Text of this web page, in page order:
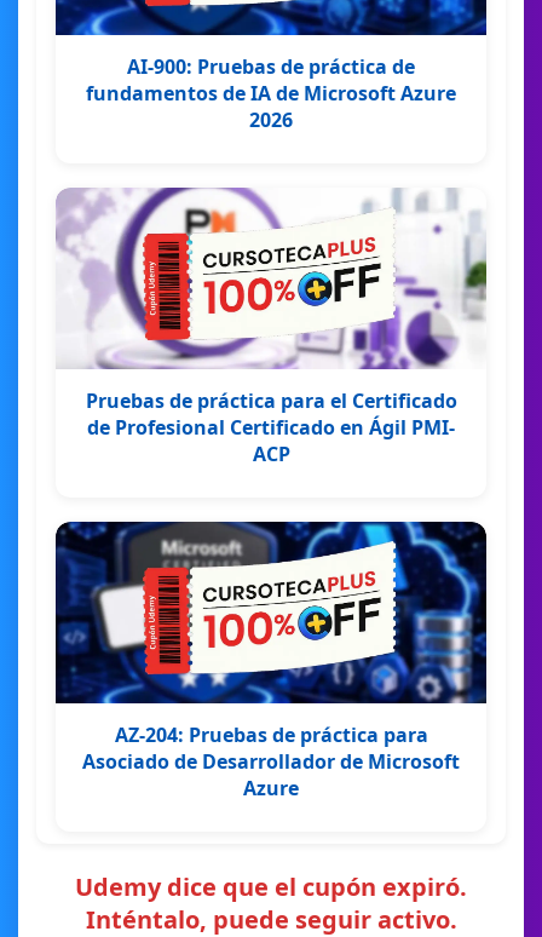
AI-900: Pruebas de práctica de
fundamentos de IA de Microsoft Azure
2026
Pruebas de práctica para el Certificado
de Profesional Certificado en Ágil PMI-
ACP
AZ-204: Pruebas de práctica para
Asociado de Desarrollador de Microsoft
Azure
Udemy dice que el cupón expiró.
Inténtalo, puede seguir activo.